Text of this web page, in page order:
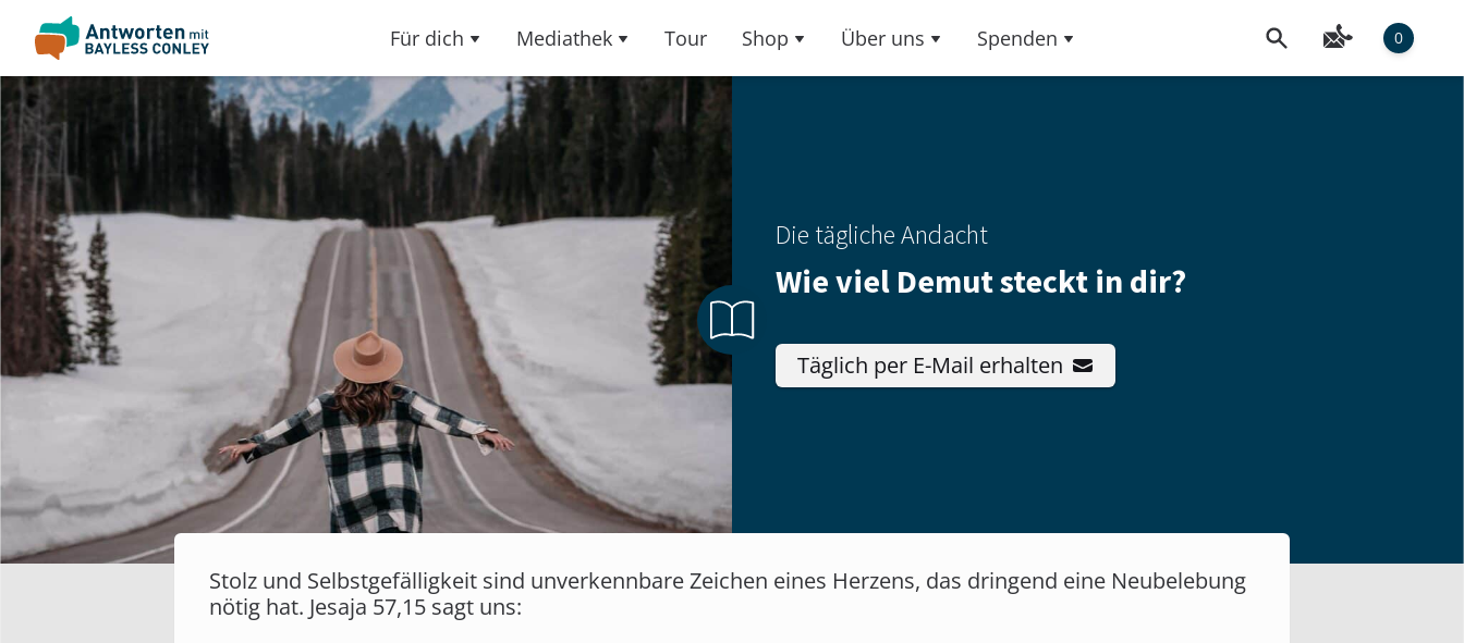
Für dich Mediathek Tour Shop Über uns Spenden 0
Die tägliche Andacht
Wie viel Demut steckt in dir?
Täglich per E-Mail erhalten
Stolz und Selbstgefälligkeit sind unverkennbare Zeichen eines Herzens, das dringend eine Neubelebung
nötig hat. Jesaja 57,15 sagt uns: